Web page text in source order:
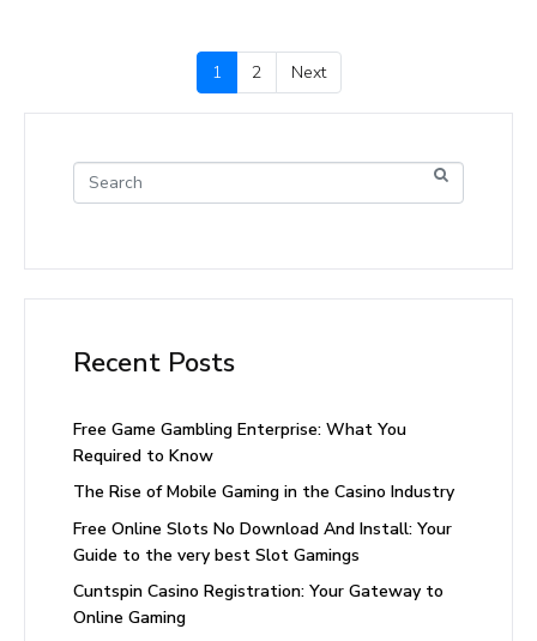
1 2 Next
Recent Posts
Free Game Gambling Enterprise: What You
Required to Know
The Rise of Mobile Gaming in the Casino Industry
Free Online Slots No Download And Install: Your
Guide to the very best Slot Gamings
Cuntspin Casino Registration: Your Gateway to
Online Gaming